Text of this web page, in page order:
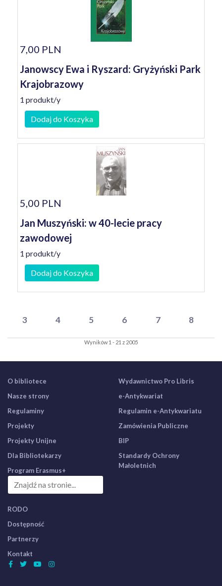
7,00 PLN
Janowscy Ewa i Ryszard: Gryżyński Park
Krajobrazowy
1 produkt/y
Dodaj do Koszyka
5,00 PLN
Jan Muszyński: w 40-lecie pracy
zawodowej
1 produkt/y
Dodaj do Koszyka
3 4 5 6 7 8
Wyników 1 - 21 z 2005
O bibliotece
Nasze strony
Regulaminy
Projekty
Projekty Unijne
Dla Bibliotekarzy
Program Erasmus+
Wydawnictwo Pro Libris
e-Antykwariat
Regulamin e-Antykwariatu
Zamówienia Publiczne
BIP
Standardy Ochrony
Małoletnich
RODO
Dostępność
Partnerzy
Kontakt